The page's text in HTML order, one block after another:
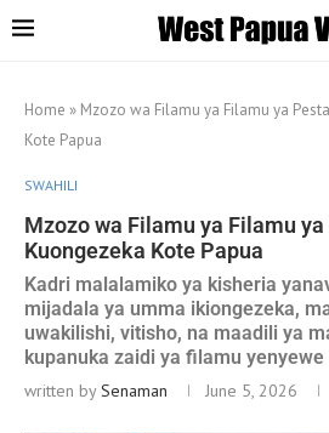
Home » Mzozo wa Filamu ya Filamu ya
Kote Papua
SWAHILI
Mzozo wa Filamu ya Filamu
Kuongezeka Kote Papua
Kadri malalamiko ya kisheria
mijadala ya umma ikiongezeka,
uwakilishi, vitisho, na maadili ya
kupanuka zaidi ya filamu yenyewe
written bySenaman June 5, 2026